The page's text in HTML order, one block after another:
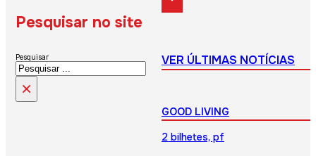
Pesquisar no site
Pesquisar
×
VER ÚLTIMAS NOTÍCIAS
GOOD LIVING
2 bilhetes, pf